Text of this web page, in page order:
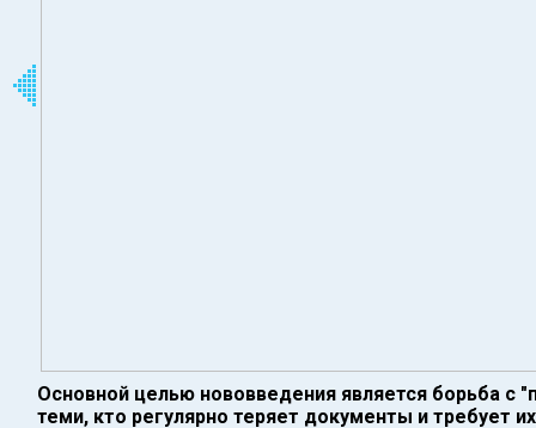
Основной целью нововведения является борьба с
теми, кто регулярно теряет документы и требует